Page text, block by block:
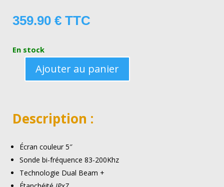
359.90 € TTC
En stock
QUANTITÉ
HELIX
G2
HD
Ajouter au panier
Description :
Écran couleur 5″
Sonde bi-fréquence 83-200Khz
Technologie Dual Beam +